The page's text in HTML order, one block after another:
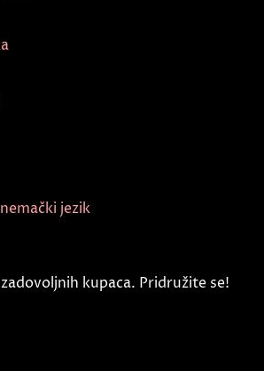
jezik
kupaca. Pridružite se!